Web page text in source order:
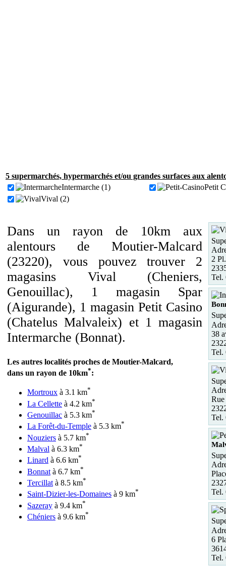
5 supermarchés, hypermarchés et/ou grandes surfaces aux
Intermarche (1)
Petit
Vival (2)
Dans un rayon de 10km aux
alentours de Moutier-Malcard
(23220), vous pouvez trouver 2
magasins Vival (Cheniers,
Genouillac), 1 magasin Spar
(Aigurande), 1 magasin Petit Casino
(Chatelus Malvaleix) et 1 magasin
Intermarche (Bonnat).
Les autres localités proches de Moutier-Malcard,
dans un rayon de 10km*:
Mortroux à 3.1 km*
La Cellette à 4.2 km*
Genouillac à 5.3 km*
La Forêt-du-Temple à 5.3 km*
Nouziers à 5.7 km*
Malval à 6.3 km*
Linard à 6.6 km*
Bonnat à 6.7 km*
Tercillat à 8.5 km*
Saint-Dizier-les-Domaines à 9 km*
Sazeray à 9.4 km*
Chéniers à 9.6 km*
2
Tel.
38
Tel.
Tel.
Tel.
6
Tel.